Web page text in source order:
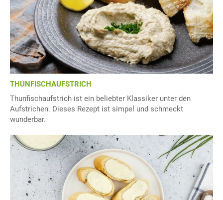
THUNFISCHAUFSTRICH
Thunfischaufstrich ist ein beliebter Klassiker unter den
Aufstrichen. Dieses Rezept ist simpel und schmeckt
wunderbar.